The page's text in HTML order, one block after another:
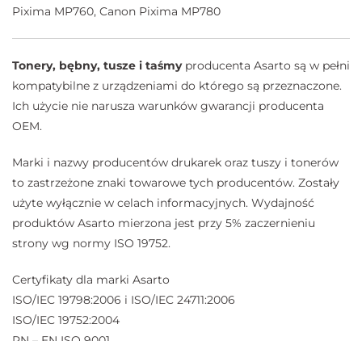
Pixima MP760, Canon Pixima MP780
Tonery, bębny, tusze i taśmyproducenta Asarto są w pełni
kompatybilne z urządzeniami do którego są przeznaczone.
Ich użycie nie narusza warunków gwarancji producenta
OEM.
Marki i nazwy producentów drukarek oraz tuszy i tonerów
to zastrzeżone znaki towarowe tych producentów. Zostały
użyte wyłącznie w celach informacyjnych. Wydajność
produktów Asarto mierzona jest przy 5% zaczernieniu
strony wg normy ISO 19752.
Certyfikaty dla marki Asarto
ISO/IEC 19798:2006 i ISO/IEC 24711:2006
ISO/IEC 19752:2004